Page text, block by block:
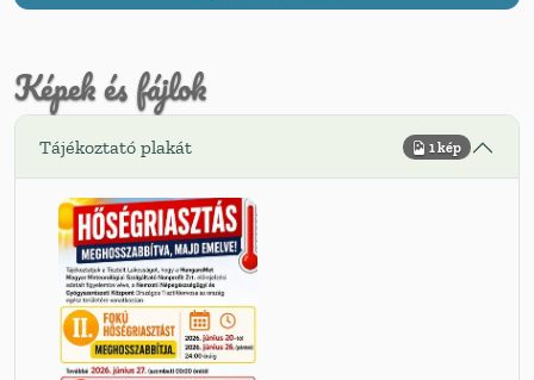
Képek és fájlok
Tájékoztató plakát 1 kép